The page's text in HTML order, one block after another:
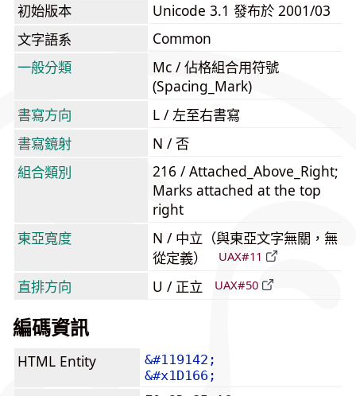
初始版本
Unicode 3.1 發布於 2001/03
文字語系
Common
一般分類
Mc / 佔格組合用符號
(Spacing_Mark)
書寫方向
L / 左至右書寫
書寫鏡射
N / 否
組合類別
216 / Attached_Above_Right;
Marks attached at the top
right
東亞寬度
N / 中立（與東亞文字無關，無
從定義）
UAX#11
直排方向 U / 正立 UAX#50
編碼資訊
HTML Entity
&#119142;
&#x1D166;